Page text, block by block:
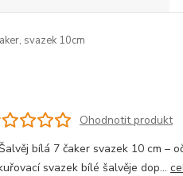
svazek 10cm
Ohodnotit produkt
bílá 7 čaker svazek 10 cm –
svazek bílé šalvěje dop...